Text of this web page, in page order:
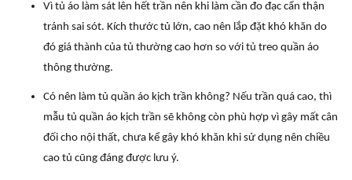
Vì tủ áo làm sát lên hết trần nên khi làm cần đo đạc cẩn thận
tránh sai sót. Kích thước tủ lớn, cao nên lắp đặt khó khăn do
đó giá thành của tủ thường cao hơn so với tủ treo quần áo
thông thường.
Có nên làm tủ quần áo kịch trần không? Nếu trần quá cao, thì
mẫu tủ quần áo kịch trần sẽ không còn phù hợp vì gây mất cân
đối cho nội thất, chưa kể gây khó khăn khi sử dụng nên chiều
cao tủ cũng đáng được lưu ý.